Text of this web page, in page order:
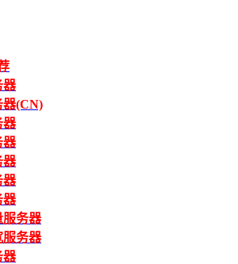
器
器(CN)
器
器
器
器
器
服务器
服务器
器